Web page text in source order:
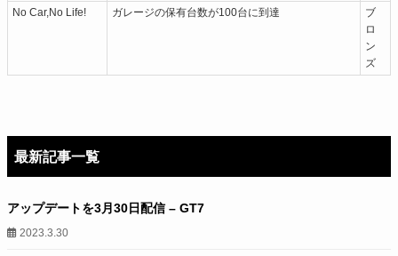
No Car,No Life!
ガレージの保有台数が100台に到達
ブ
ロ
ン
ズ
最新記事一覧
アップデートを3月30日配信 – GT7
2023.3.30